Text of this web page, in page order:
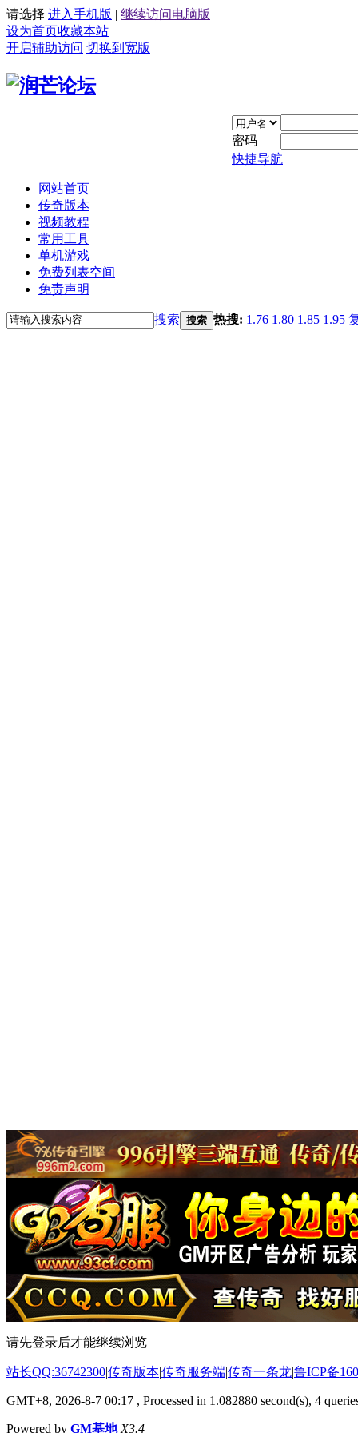
请选择 进入手机版 | 继续访问电脑版
设为首页收藏本站
开启辅助访问 切换到宽版
密码
快捷导航
网站首页
传奇版本
视频教程
常用工具
单机游戏
免费列表空间
免责声明
搜索 搜索 热搜: 1.76 1.80 1.85 1.95
请先登录后才能继续浏览
站长QQ:36742300|传奇版本|传奇服务端|传奇一条龙|鲁ICP备
GMT+8, 2026-8-7 00:17 , Processed in 1.082880 second(s), 4
Powered by GM基地 X3.4